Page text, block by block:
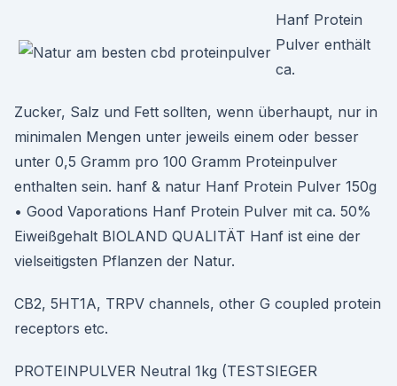
Hanf Protein
Pulver enthält
ca.
Zucker, Salz und Fett sollten, wenn überhaupt, nur in
minimalen Mengen unter jeweils einem oder besser
unter 0,5 Gramm pro 100 Gramm Proteinpulver
enthalten sein. hanf & natur Hanf Protein Pulver 150g
• Good Vaporations Hanf Protein Pulver mit ca. 50%
Eiweißgehalt BIOLAND QUALITÄT Hanf ist eine der
vielseitigsten Pflanzen der Natur.
CB2, 5HT1A, TRPV channels, other G coupled protein
receptors etc.
PROTEINPULVER Neutral 1kg (TESTSIEGER